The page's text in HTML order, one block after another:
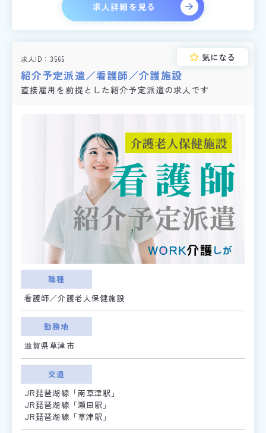
求人詳細を見る
求人ID 3565
紹介予定派遣／看護師／介護施設
直接雇用を前提とした紹介予定派遣の求人です
気になる
職種
看護師／介護老人保健施設
勤務地
滋賀県草津市
交通
JR琵琶湖線「南草津駅」
JR琵琶湖線「瀬田駅」
JR琵琶湖線「草津駅」